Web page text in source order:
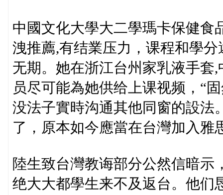
中國文化大學大二學瑪卡保健食
洩推薦,有结業压力，课程和學
无期。她在浙江台州家乳液手套
员尽可能為她供给上课视频，“
没法子實時沟通其他同窗的設法
了，原本如今應當在台灣加入雅
陸生致台灣教诲部分公然信暗示
绝大大都學生来不及返台。他们